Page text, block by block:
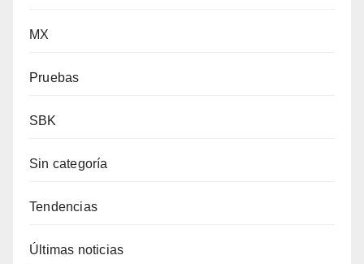
MX
Pruebas
SBK
Sin categoría
Tendencias
Últimas noticias